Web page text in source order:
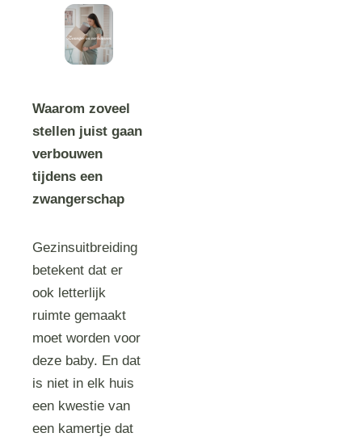
Waarom zoveel
stellen juist gaan
verbouwen
tijdens een
zwangerschap
Gezinsuitbreiding
betekent dat er
ook letterlijk
ruimte gemaakt
moet worden voor
deze baby. En dat
is niet in elk huis
een kwestie van
een kamertje dat